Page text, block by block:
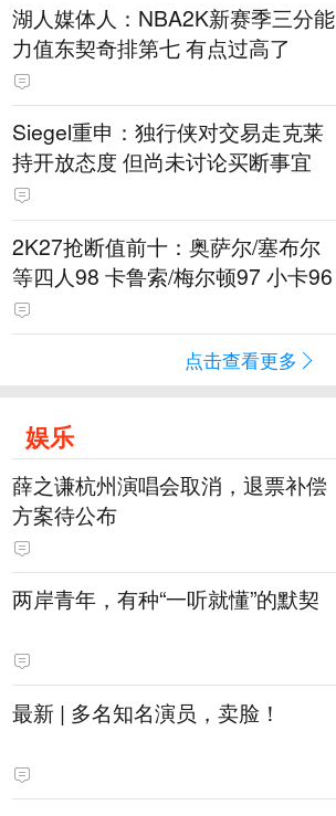
湖人媒体人：NBA2K新赛季三分能
力值东契奇排第七 有点过高了
Siegel重申：独行侠对交易走克莱
持开放态度 但尚未讨论买断事宜
2K27抢断值前十：奥萨尔/塞布尔
等四人98 卡鲁索/梅尔顿97 小卡96
点击查看更多
娱乐
薛之谦杭州演唱会取消，退票补偿
方案待公布
两岸青年，有种“一听就懂”的默契
最新 | 多名知名演员，卖脸！